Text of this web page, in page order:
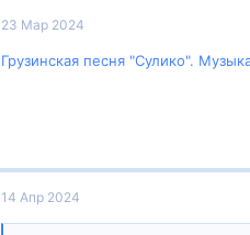
23 Мар 2024
Грузинская песня "Сулико".
14 Апр 2024